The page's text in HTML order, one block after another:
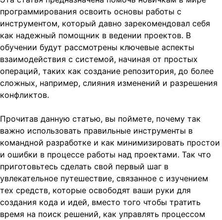
программирования освоить основы работы с
инструментом, который давно зарекомендовал себя
как надежный помощник в ведении проектов. В
обучении будут рассмотрены ключевые аспекты
взаимодействия с системой, начиная от простых
операций, таких как создание репозитория, до более
сложных, например, слияния изменений и разрешения
конфликтов.
Прочитав данную статью, вы поймете, почему так
важно использовать правильные инструменты в
командной разработке и как минимизировать простои
и ошибки в процессе работы над проектами. Так что
приготовьтесь сделать свой первый шаг в
увлекательное путешествие, связанное с изучением
тех средств, которые освободят ваши руки для
создания кода и идей, вместо того чтобы тратить
время на поиск решений, как управлять процессом